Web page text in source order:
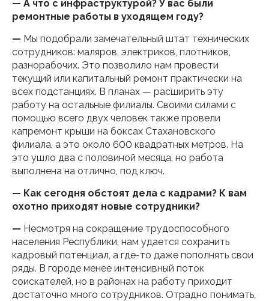
— А что с инфраструктурой? У вас были
ремонтные работы в уходящем году?
— Мы подобрали замечательный штат технических
сотрудников: маляров, электриков, плотников,
разнорабочих. Это позволило нам провести
текущий или капитальный ремонт практически на
всех подстанциях. В планах — расширить эту
работу на остальные филиалы. Своими силами с
помощью всего двух человек также провели
капремонт крыши на боксах Стахановского
филиала, а это около 600 квадратных метров. На
это ушло два с половиной месяца, но работа
выполнена на отлично, под ключ.
— Как сегодня обстоят дела с кадрами? К вам
охотно приходят новые сотрудники?
— Несмотря на сокращение трудоспособного
населения Республики, нам удается сохранить
кадровый потенциал, а где-то даже пополнять свои
ряды. В городе менее интенсивный поток
соискателей, но в районах на работу приходит
достаточно много сотрудников. Отрадно понимать,